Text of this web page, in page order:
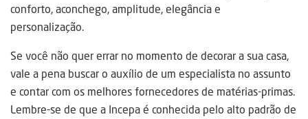
conforto, aconchego, amplitude, elegância e
personalização.
Se você não quer errar no momento de decorar a sua casa,
vale a pena buscar o auxílio de um especialista no assunto
e contar com os melhores fornecedores de matérias-primas.
Lembre-se de que a Incepa é conhecida pelo alto padrão de